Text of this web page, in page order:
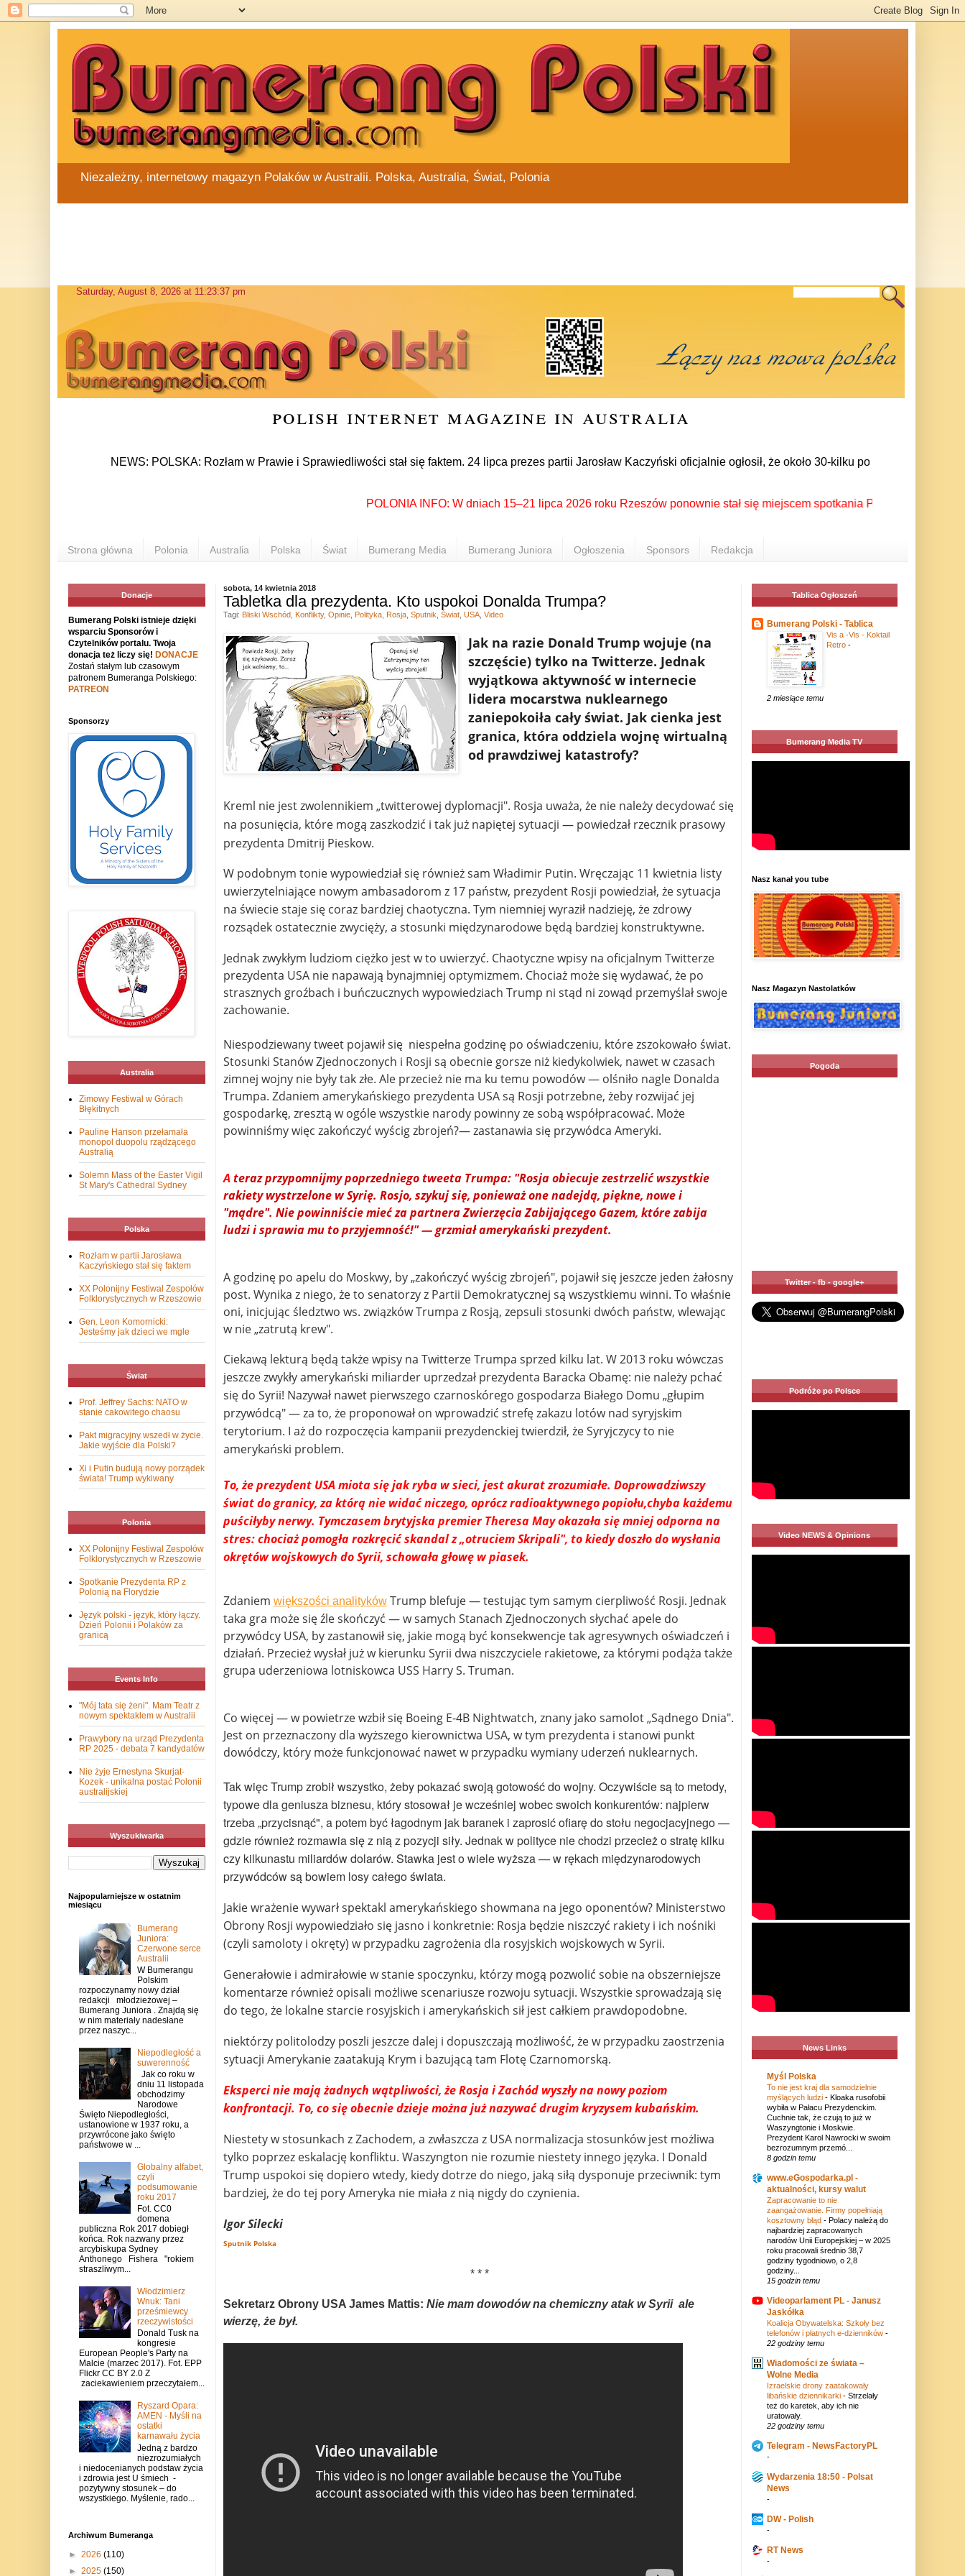
Niezależny, internetowy magazyn Polaków w Australii. Polska, Australia, Świat, Polonia
polish internet magazine in australia
NEWS: POLSKA: Rozłam w Prawie i Sprawiedliwości stał się faktem. 24 lipca prezes partii Jarosław Kaczyński oficjalnie ogłosił, że około 30-kilku posłów
POLONIA INFO: W dniach 15–21 lipca 2026 roku Rzeszów ponownie stał się miejscem spotkania Polonii z
Strona główna Polonia Australia Polska Świat Bumerang Media Bumerang Juniora Ogłoszenia Sponsors Redakcja
sobota, 14 kwietnia 2018
Tabletka dla prezydenta. Kto uspokoi Donalda Trumpa?
Jak na razie Donald Trump wojuje (na
szczęście) tylko na Twitterze. Jednak
wyjątkowa aktywność w internecie
lidera mocarstwa nuklearnego
zaniepokoiła cały świat. Jak cienka jest
granica, która oddziela wojnę wirtualną
od prawdziwej katastrofy?
Kreml nie jest zwolennikiem „twitterowej dyplomacji". Rosja uważa, że nie należy decydować się
na posunięcia, które mogą zaszkodzić i tak już napiętej sytuacji — powiedzał rzecznik prasowy
prezydenta Dmitrij Pieskow.
W podobnym tonie wypowiedział się również sam Władimir Putin. Wręczając 11 kwietnia listy
uwierzytelniające nowym ambasadorom z 17 państw, prezydent Rosji powiedział, że sytuacja
na świecie staje się coraz bardziej chaotyczna. Tym niemniej wyraził nadzieję, że zdrowy
rozsądek ostatecznie zwycięży, a stosunki międzynarodowe będą bardziej konstruktywne.
Jednak zwykłym ludziom ciężko jest w to uwierzyć. Chaotyczne wpisy na oficjalnym Twitterze
prezydenta USA nie napawają bynajmniej optymizmem. Chociaż może się wydawać, że po
strasznych groźbach i buńczucznych wypowiedziach Trump ni stąd ni zowąd przemyślał swoje
zachowanie.
Niespodziewany tweet pojawił się niespełna godzinę po oświadczeniu, które zszokowało świat.
Stosunki Stanów Zjednoczonych i Rosji są obecnie gorsze niż kiedykolwiek, nawet w czasach
zimnej wojny nie były tak złe. Ale przecież nie ma ku temu powodów — olśniło nagle Donalda
Trumpa. Zdaniem amerykańskiego prezydenta USA są Rosji potrzebne, żeby rozwijać jej
gospodarkę, zresztą w ogóle wszystkie narody powinny ze sobą współpracować. Może
powinniśmy więc zakończyć wyścig zbrojeń?— zastanawia się przywódca Ameryki.
A teraz przypomnijmy poprzedniego tweeta Trumpa: "Rosja obiecuje zestrzelić wszystkie
rakiety wystrzelone w Syrię. Rosjo, szykuj się, ponieważ one nadejdą, piękne, nowe i
"mądre". Nie powinniście mieć za partnera Zwierzęcia Zabijającego Gazem, które zabija
ludzi i sprawia mu to przyjemność!" — grzmiał amerykański prezydent.
A godzinę po apelu do Moskwy, by „zakończyć wyścig zbrojeń", pojawił się jeszcze jeden żałosny
post. Wynika z niego, że to senatorzy z Partii Demokratycznej są wszystkiemu winni. To właśnie
oni, inicjując śledztwo ws. związków Trumpa z Rosją, zepsuli stosunki dwóch państw, wlewając
w nie „zatrutą krew".
Ciekawą lekturą będą także wpisy na Twitterze Trumpa sprzed kilku lat. W 2013 roku wówczas
jeszcze zwykły amerykański miliarder uprzedzał prezydenta Baracka Obamę: nie należy pchać
się do Syrii! Nazywał nawet pierwszego czarnoskórego gospodarza Białego Domu „głupim
przywódcą" — za to, że proponował on wprowadzić strefę zakazu lotów nad syryjskim
terytorium. I aż do rozpoczęcia kampanii prezydenckiej twierdził, że Syryjczycy to nie
amerykański problem.
To, że prezydent USA miota się jak ryba w sieci, jest akurat zrozumiałe. Doprowadziwszy
świat do granicy, za którą nie widać niczego, oprócz radioaktywnego popiołu,chyba każdemu
puściłyby nerwy. Tymczasem brytyjska premier Theresa May okazała się mniej odporna na
stres: chociaż pomogła rozkręcić skandal z „otruciem Skripali", to kiedy doszło do wysłania
okrętów wojskowych do Syrii, schowała głowę w piasek.
Zdaniem większości analitykówTrump blefuje — testując tym samym cierpliwość Rosji. Jednak
taka gra może się źle skończyć — w samych Stanach Zjednoczonych słychać apele do
przywódcy USA, by zastanowił się, jakie mogą być konsekwencje tak agresywnych oświadczeń i
działań. Przecież wysłał już w kierunku Syrii dwa niszczyciele rakietowe, za którymi podąża także
grupa uderzeniowa lotniskowca USS Harry S. Truman.
Co więcej — w powietrze wzbił się Boeing E-4B Nightwatch, znany jako samolot „Sądnego Dnia".
Jest on przeznaczony dla wyższego kierownictwa USA, w tym prezydenta i stanowi punkt
dowódczy, który może funkcjonować nawet w przypadku wymiany uderzeń nuklearnych.
Tak więc Trump zrobił wszystko, żeby pokazać swoją gotowość do wojny. Oczywiście są to metody,
typowe dla geniusza biznesu, który stosował je wcześniej wobec swoich konkurentów: najpierw
trzeba „przycisnąć", a potem być łagodnym jak baranek i zaprosić ofiarę do stołu negocjacyjnego —
gdzie również rozmawia się z nią z pozycji siły. Jednak w polityce nie chodzi przecież o stratę kilku
czy kilkunastu miliardów dolarów. Stawka jest o wiele wyższa — w rękach międzynarodowych
przywódców są bowiem losy całego świata.
Jakie wrażenie wywarł spektakl amerykańskiego showmana na jego oponentów? Ministerstwo
Obrony Rosji wypowiedziało się jasno i konkretnie: Rosja będzie niszczyć rakiety i ich nośniki
(czyli samoloty i okręty) w przypadku zagrożenia dla rosyjskich wojskowych w Syrii.
Generałowie i admirałowie w stanie spoczynku, którzy mogą pozwolić sobie na obszerniejsze
komentarze również opisali możliwe scenariusze rozwoju sytuacji. Wszystkie sprowadzają się
do tego, że lokalne starcie rosyjskich i amerykańskich sił jest całkiem prawdopodobne.
niektórzy politolodzy poszli jeszcze dalej i dopuszczają możliwość, że w przypadku zaostrzenia
sytuacji Amerykanie zaatakują Krym i bazującą tam Flotę Czarnomorską.
Eksperci nie mają żadnych wątpliwości, że Rosja i Zachód wyszły na nowy poziom
konfrontacji. To, co się obecnie dzieje można już nazywać drugim kryzysem kubańskim.
Niestety w stosunkach z Zachodem, a zwłaszcza z USA normalizacja stosunków jest możliwa
tylko poprzez eskalację konfliktu. Waszyngton nie rozumie niestety innego języka. I Donald
Trump uspokoi się dopiero wtedy, kiedy dotrze do niego, jaką siłą dysponuje przeciwnik: tym
bardziej, że do tej pory Ameryka nie miała z nią nigdy do czynienia.
Igor Silecki
Sputnik Polska
* * *
Sekretarz Obrony USA James Mattis: Nie mam dowodów na chemiczny atak w Syrii ale
wierzę, że był.
Tagi: Bliski Wschód, Konflikty, Opinie, Polityka, Rosja, Sputnik Świat, USA, Video
Donacje
Bumerang Polski istnieje dzięki
wsparciu Sponsorów i
Czytelników portalu. Twoja
donacja też liczy się! DONACJE
Zostań stałym lub czasowym
patronem Bumeranga Polskiego:
PATREON
Sponsorzy
Australia
Zimowy Festiwal w Górach
Błękitnych
Pauline Hanson przełamała
monopol duopolu rządzącego
Australią
Solemn Mass of the Easter Vigil
St Mary's Cathedral Sydney
Polska
Rozłam w partii Jarosława
Kaczyńskiego stał się faktem
XX Polonijny Festiwal Zespołów
Folklorystycznych w Rzeszowie
Gen. Leon Komornicki:
Jesteśmy jak dzieci we mgle
Świat
Prof. Jeffrey Sachs: NATO w
stanie cakowitego chaosu
Pakt migracyjny wszedł w życie.
Jakie wyjście dla Polski?
Xi i Putin budują nowy porządek
świata! Trump wykiwany
Polonia
XX Polonijny Festiwal Zespołów
Folklorystycznych w Rzeszowie
Spotkanie Prezydenta RP z
Polonią na Florydzie
Język polski - język, który łączy.
Dzień Polonii i Polaków za
granicą
Events Info
"Mój tata się żeni". Mam Teatr z
nowym spektaklem w Australii
Prawybory na urząd Prezydenta
RP 2025 - debata 7 kandydatów
Nie żyje Ernestyna Skurjat-
Kozek - unikalna postać Polonii
australijskiej
Wyszukiwarka
Najpopularniejsze w ostatnim
miesiącu
Bumerang
Juniora:
Czerwone serce
Australii
W Bumerangu
Polskim
rozpoczynamy nowy dział
redakcji młodzieżowej –
Bumerang Juniora . Znajdą się
w nim materiały nadesłane
przez naszyc...
Niepodległość a
suwerenność
Jak co roku w
dniu 11 listopada
obchodzimy
Narodowe
Święto Niepodległości,
ustanowione w 1937 roku, a
przywrócone jako święto
państwowe w ...
Globalny alfabet,
czyli
podsumowanie
roku 2017
Fot. CC0
domena
publiczna Rok 2017 dobiegł
końca. Rok nazwany przez
arcybiskupa Sydney
Anthonego Fishera "rokiem
straszliwym...
Włodzimierz
Wnuk: Tani
prześmiewcy
rzeczywistości
Donald Tusk na
kongresie
European People's Party na
Malcie (marzec 2017). Fot. EPP
Flickr CC BY 2.0 Z
zaciekawieniem przeczytałem...
Ryszard Opara:
AMEN - Myśli na
ostatki
karnawału życia
Jedną z bardzo
niezrozumiałych
i niedocenianych podstaw życia
i zdrowia jest U śmiech -
pozytywny stosunek – do
wszystkiego. Myślenie, rado...
Archiwum Bumeranga
► 2026 (110)
► 2025 (150)
Tablica Ogłoszeń
Bumerang Polski - Tablica
Vis a -Vis - Koktail
Retro -
2 miesiące temu
Bumerang Media TV
Nasz kanał you tube
Nasz Magazyn Nastolatków
Pogoda
Twitter - fb - google+
Podróże po Polsce
Video NEWS & Opinions
News Links
Myśl Polska
To nie jest kraj dla samodzielnie
myślących ludzi - Kloaka rusofobii
wybiła w Pałacu Prezydenckim.
Cuchnie tak, że czują to już w
Waszyngtonie i Moskwie.
Prezydent Karol Nawrocki w swoim
bezrozumnym przemó...
8 godzin temu
www.eGospodarka.pl -
aktualności, kursy walut
Zapracowanie to nie
zaangażowanie. Firmy popełniają
kosztowny błąd - Polacy należą do
najbardziej zapracowanych
narodów Unii Europejskiej – w 2025
roku pracowali średnio 38,7
godziny tygodniowo, o 2,8
godziny...
15 godzin temu
Videoparlament PL - Janusz
Jaskółka
Koalicja Obywatelska: Szkoły bez
telefonów i płatnych e-dzienników -
22 godziny temu
Wiadomości ze świata –
Wolne Media
Izraelskie drony zaatakowały
libańskie dziennikarki - Strzelały
też do karetek, aby ich nie
uratowały.
22 godziny temu
Telegram - NewsFactoryPL
-
Wydarzenia 18:50 - Polsat
News
-
DW - Polish
-
RT News
-